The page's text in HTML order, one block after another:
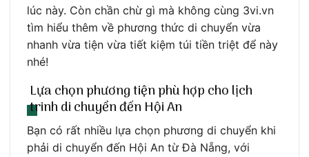
lúc này. Còn chần chừ gì mà không cùng 3vi.vn
tìm hiểu thêm về phương thức di chuyển vừa
nhanh vừa tiện vừa tiết kiệm túi tiền triệt để này
nhé!
Lựa chọn phương tiện phù hợp cho lịch
trinh di chuyển đến Hội An
Bạn có rất nhiều lựa chọn phương di chuyển khi
phải di chuyển đến Hội An từ Đà Nẵng, với